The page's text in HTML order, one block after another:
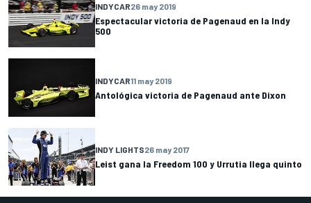
INDYCAR26 may 2019
Espectacular victoria de Pagenaud en la Indy
500
INDYCAR11 may 2019
Antológica victoria de Pagenaud ante Dixon
INDY LIGHTS26 may 2017
Leist gana la Freedom 100 y Urrutia llega quinto